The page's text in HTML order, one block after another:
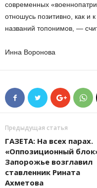
современных
отношусь позитивно, как и
названий топонимов, —
Инна Воронова
Предыдущая статья
ГАЗЕТА: На всех парах.
«Оппозиционный
Запорожье возглавил
ставленник Рината
Ахметова